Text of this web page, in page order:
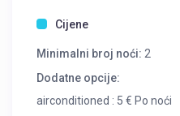
Cijene
Minimalni broj noći: 2
Dodatne opcije:
airconditioned : 5 € Po noći